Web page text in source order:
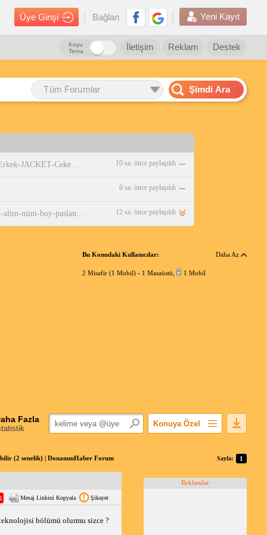
Üye Girişi Bağlan Yeni Kayıt
Destek
Reklam
İletişim
Koyu
Tema
Tüm Forumlar Şimdi Ara
https://www.amazon.com.tr/adidas-Erkek-JACKET-Ceket-WHITE/dp/B0DPBMQX1P 10 sa. önce paylaşıldı
6 sa. önce paylaşıldı
https://www.n11.com/urun/emsan-alim-mini-boy-paslanmaz-celik-caydanlik-takimi-gumus-121742245?magaza=karaca 12 sa. önce paylaşıldı
Bu Konudaki Kullanıcılar: Daha Az
2 Misafir (1 Mobil) - 1 Masaüstü 1 Mobil
Fazla Konuya Özel
Konuyu Açandan
Linkli Mesajlar
(2 senelik) | DonanımHaber Forum Sayfa: 1
Mesaj Linkini Kopyala Şikayet
bölümü olurmu sizce ?
Reklamlar